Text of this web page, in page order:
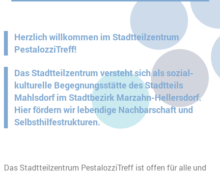
Herzlich willkommen im Stadtteilzentrum
PestalozziTreff!
Das Stadtteilzentrum versteht sich als sozial-
kulturelle Begegnungsstätte des Stadtteils
Mahlsdorf im Stadtbezirk Marzahn-Hellersdorf.
Hier fördern wir lebendige Nachbarschaft und
Selbsthilfestrukturen.
Das Stadtteilzentrum PestalozziTreff ist offen für alle und